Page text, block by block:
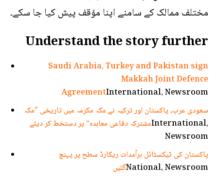
مختلف ممالک کے سامنے اپنا مؤقف پیش کیا جا سکے۔
Understand the story further
Saudi Arabia, Turkey and Pakistan sign
Makkah Joint Defence
AgreementInternational, Newsroom
سعودی عرب، پاکستان اور ترکیہ نے مکہ مکرمہ میں تاریخی ”مکہ
مشترکہ دفاعی معاہدہ“ پر دستخط کر دیئےInternational,
Newsroom
پاکستان کی ٹیکسٹائل برآمدات ریکارڈ سطح پر پہنچ
گئیںNational, Newsroom